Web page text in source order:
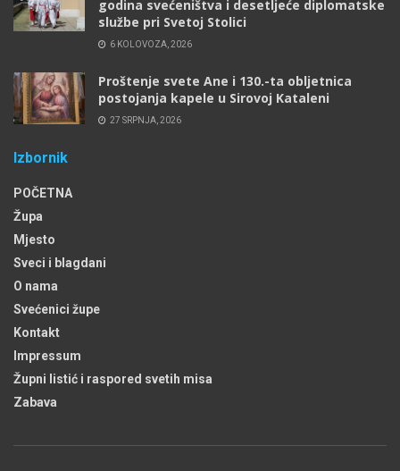
godina svećeništva i desetljeće diplomatske
službe pri Svetoj Stolici
6 KOLOVOZA, 2026
Proštenje svete Ane i 130.-ta obljetnica
postojanja kapele u Sirovoj Kataleni
27 SRPNJA, 2026
Izbornik
POČETNA
Župa
Mjesto
Sveci i blagdani
O nama
Svećenici župe
Kontakt
Impressum
Župni listić i raspored svetih misa
Zabava